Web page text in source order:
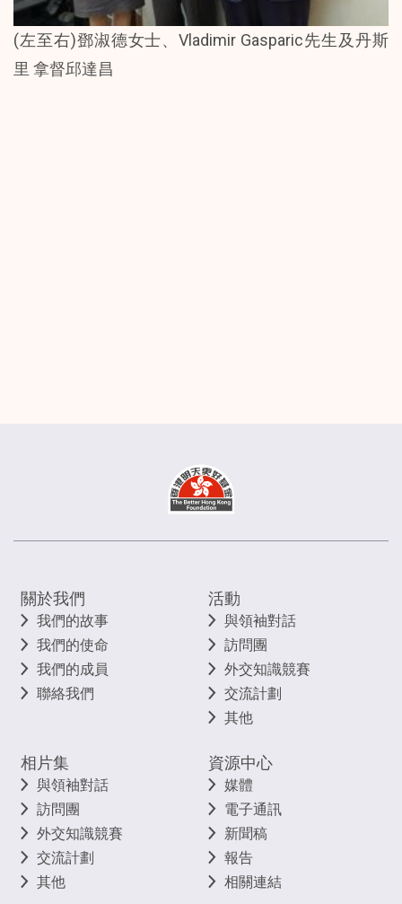
(左至右)鄧淑德女士、Vladimir Gasparic先生及丹斯
里 拿督邱達昌
關於我們
我們的故事
我們的使命
我們的成員
聯絡我們
活動
與領袖對話
訪問團
外交知識競賽
交流計劃
其他
相片集
與領袖對話
訪問團
外交知識競賽
交流計劃
其他
資源中心
媒體
電子通訊
新聞稿
報告
相關連結